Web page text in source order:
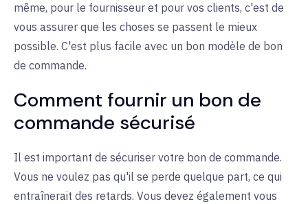
même, pour le fournisseur et pour vos clients, c'est de
vous assurer que les choses se passent le mieux
possible. C'est plus facile avec un bon modèle de bon
de commande.
Comment fournir un bon de
commande sécurisé
Il est important de sécuriser votre bon de commande.
Vous ne voulez pas qu'il se perde quelque part, ce qui
entraînerait des retards. Vous devez également vous